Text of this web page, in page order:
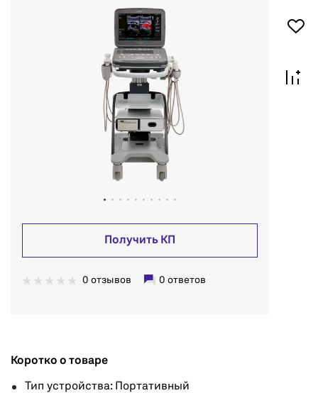
Получить КП
0 отзывов 0 ответов
Коротко о товаре
Тип устройства: Портативный